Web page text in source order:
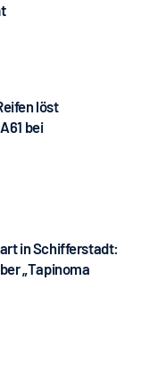
löst
bei
in Schifferstadt:
„Tapinoma